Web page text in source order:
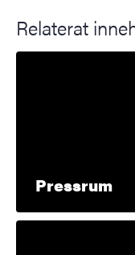
Relaterat
Pressrum